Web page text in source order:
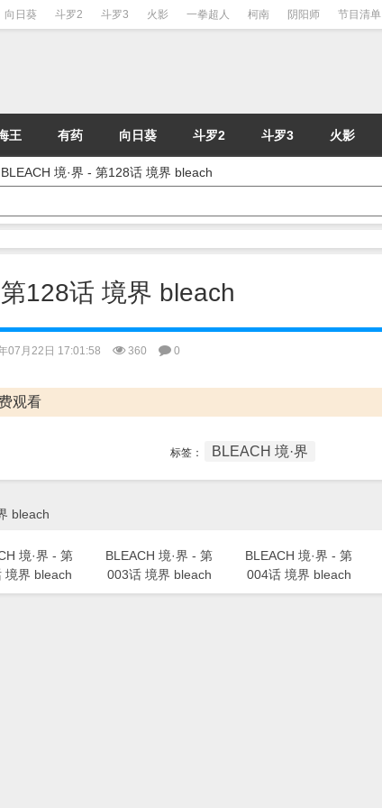
向日葵 斗罗2 斗罗3 火影 一拳超人 柯南 阴阳师 节目清单
王 有药 向日葵 斗罗2 斗罗3 火影
BLEACH 境·界 - 第128话 境界 bleach
128话 境界 bleach
07月22日 17:01:58 360 0
观看
标签： BLEACH 境·界
bleach
境·界 - 第
境界 bleach
BLEACH 境·界 - 第
003话 境界 bleach
BLEACH 境·界 - 第
004话 境界 bleach